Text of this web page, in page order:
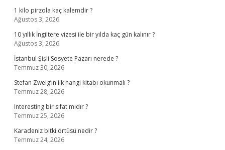
1 kilo pirzola kaç kalemdir ?
Ağustos 3, 2026
10 yıllık İngiltere vizesi ile bir yılda kaç gün kalınır ?
Ağustos 3, 2026
İstanbul Şişli Sosyete Pazarı nerede ?
Temmuz 30, 2026
Stefan Zweig’in ilk hangi kitabı okunmalı ?
Temmuz 28, 2026
Interesting bir sıfat mıdır ?
Temmuz 25, 2026
Karadeniz bitki örtüsü nedir ?
Temmuz 24, 2026